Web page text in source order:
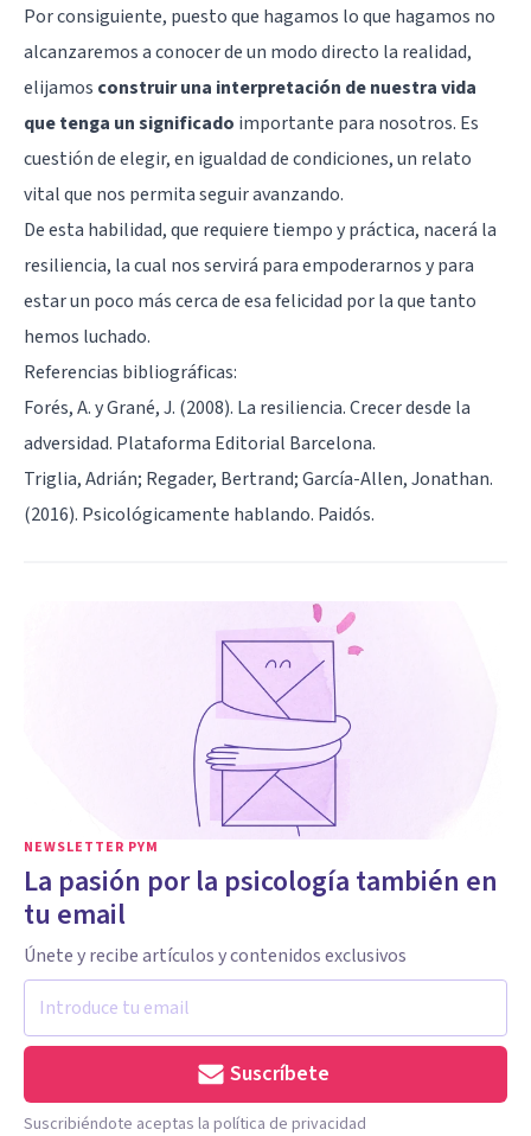
Por consiguiente, puesto que hagamos lo que hagamos no
alcanzaremos a conocer de un modo directo la realidad,
elijamos construir una interpretación de nuestra vida
que tenga un significado importante para nosotros. Es
cuestión de elegir, en igualdad de condiciones, un relato
vital que nos permita seguir avanzando.
De esta habilidad, que requiere tiempo y práctica, nacerá la
resiliencia, la cual nos servirá para empoderarnos y para
estar un poco más cerca de esa felicidad por la que tanto
hemos luchado.
Referencias bibliográficas:
Forés, A. y Grané, J. (2008). La resiliencia. Crecer desde la
adversidad. Plataforma Editorial Barcelona.
Triglia, Adrián; Regader, Bertrand; García-Allen, Jonathan.
(2016). Psicológicamente hablando. Paidós.
NEWSLETTER PYM
La pasión por la psicología también en
tu email
Únete y recibe artículos y contenidos exclusivos
Suscríbete
Suscribiéndote aceptas la política de privacidad